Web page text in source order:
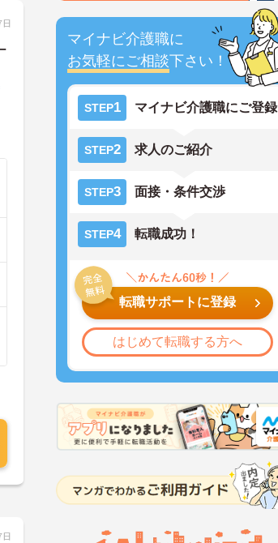
マイナビ介護職に
お気軽にご相談下さい！
STEP1 マイナビ介護職にご登録
STEP2 求人のご紹介
STEP3 面接・条件交渉
STEP4 転職成功！
転職サポートに登録
はじめて転職する方へ